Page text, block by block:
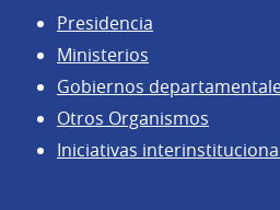
Presidencia
Ministerios
Gobiernos
Otros Organismos
Iniciativas